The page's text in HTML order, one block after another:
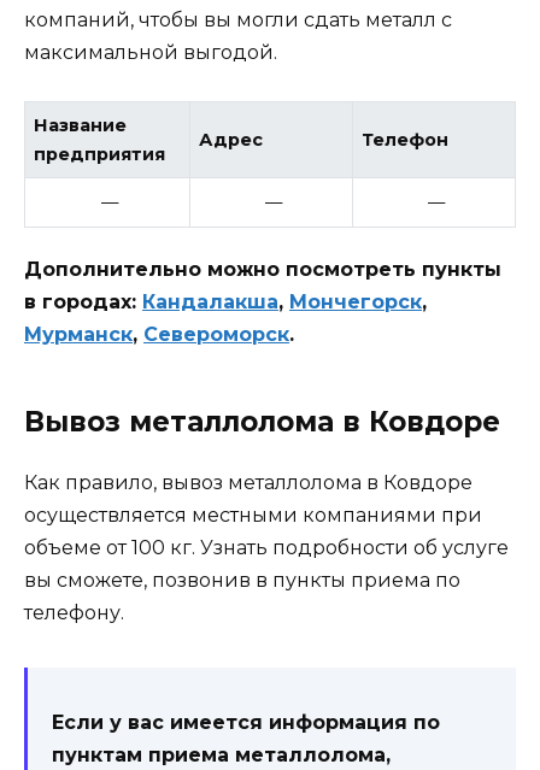
компаний, чтобы вы могли сдать металл с
максимальной выгодой.
Название
предприятия
Адрес Телефон
— — —
Дополнительно можно посмотреть пункты
в городах: Кандалакша, Мончегорск,
Мурманск, Североморск.
Вывоз металлолома в Ковдоре
Как правило, вывоз металлолома в Ковдоре
осуществляется местными компаниями при
объеме от 100 кг. Узнать подробности об услуге
вы сможете, позвонив в пункты приема по
телефону.
Если у вас имеется информация по
пунктам приема металлолома,